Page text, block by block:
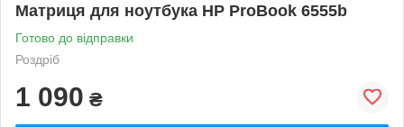
Матриця для ноутбука HP ProBook 6555b
Готово до відправки
Роздріб
1 090 ₴